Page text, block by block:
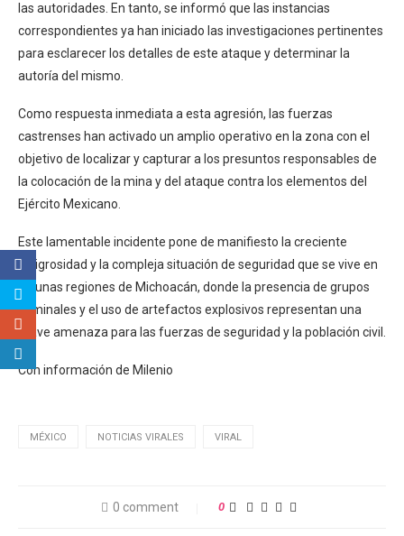
las autoridades. En tanto, se informó que las instancias
correspondientes ya han iniciado las investigaciones pertinentes
para esclarecer los detalles de este ataque y determinar la
autoría del mismo.
Como respuesta inmediata a esta agresión, las fuerzas
castrenses han activado un amplio operativo en la zona con el
objetivo de localizar y capturar a los presuntos responsables de
la colocación de la mina y del ataque contra los elementos del
Ejército Mexicano.
Este lamentable incidente pone de manifiesto la creciente
peligrosidad y la compleja situación de seguridad que se vive en
algunas regiones de Michoacán, donde la presencia de grupos
criminales y el uso de artefactos explosivos representan una
grave amenaza para las fuerzas de seguridad y la población civil.
Con información de Milenio
MÉXICO NOTICIAS VIRALES VIRAL
0 comment 0